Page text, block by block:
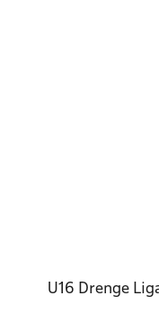
U16 Drenge